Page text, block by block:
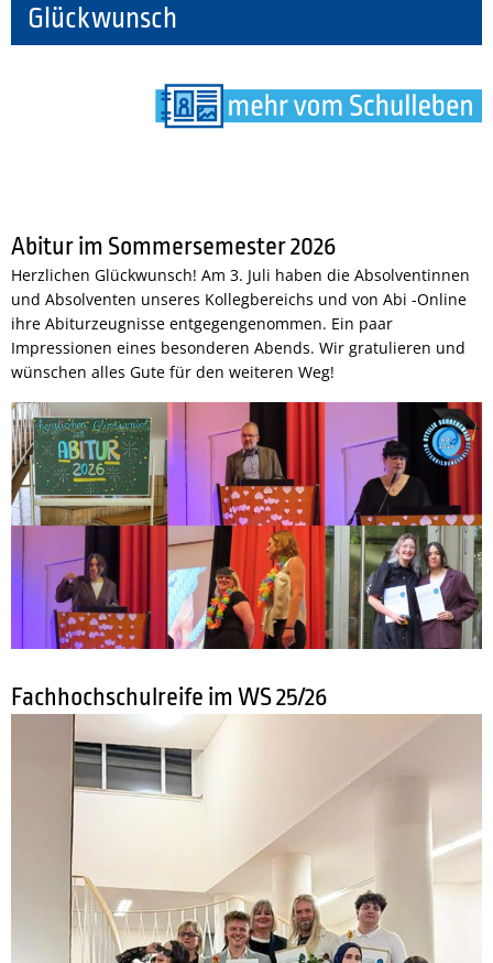
Glückwunsch
Abitur im Sommersemester 2026
Herzlichen Glückwunsch! Am 3. Juli haben die Absolventinnen
und Absolventen unseres Kollegbereichs und von Abi -Online
ihre Abiturzeugnisse entgegengenommen. Ein paar
Impressionen eines besonderen Abends. Wir gratulieren und
wünschen alles Gute für den weiteren Weg!
Fachhochschulreife im WS 25/26